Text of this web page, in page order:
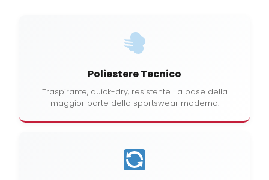
Poliestere Tecnico
Traspirante, quick-dry, resistente. La base della
maggior parte dello sportswear moderno.